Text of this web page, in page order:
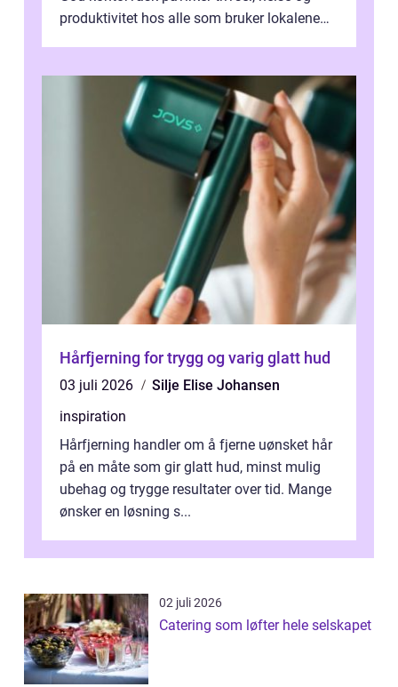
produktivitet hos alle som bruker lokalene
Hårfjerning for trygg og varig glatt hud
03 juli 2026
Silje Elise Johansen
inspiration
Hårfjerning handler om å fjerne uønsket hår
på en måte som gir glatt hud, minst mulig
ubehag og trygge resultater over tid. Mange
ønsker en løsning s...
02 juli 2026
Catering som løfter hele selskapet